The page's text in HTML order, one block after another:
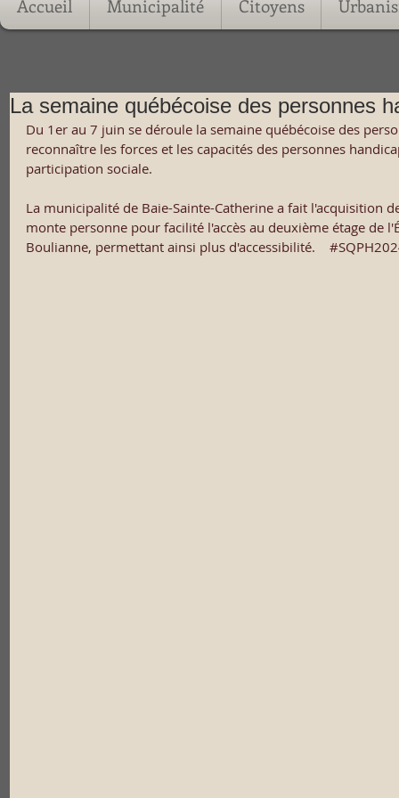
Accueil Municipalité Citoyens
La semaine québécoise des personnes
Du 1er au 7 juin se déroule la semaine québécoise des
reconnaître les forces et les capacités des personnes
participation sociale.
La municipalité de Baie-Sainte-Catherine a fait l'acquisition
monte personne pour facilité l'accès au deuxième étage de
Boulianne, permettant ainsi plus d'accessibilité.